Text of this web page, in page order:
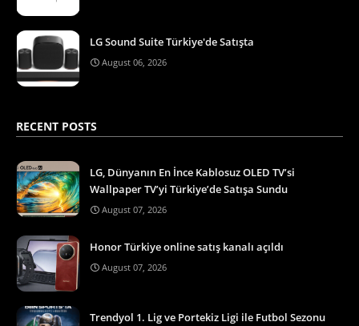
LG Sound Suite Türkiye'de Satışta
August 06, 2026
RECENT POSTS
LG, Dünyanın En İnce Kablosuz OLED TV’si
Wallpaper TV’yi Türkiye’de Satışa Sundu
August 07, 2026
Honor Türkiye online satış kanalı açıldı
August 07, 2026
Trendyol 1. Lig ve Portekiz Ligi ile Futbol Sezonu